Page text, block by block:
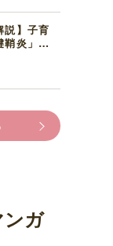
説】子育
鞘炎」の
ガ